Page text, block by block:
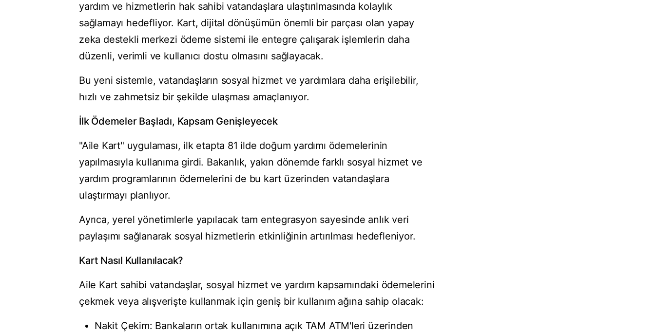
yardım ve hizmetlerin hak sahibi vatandaşlara ulaştırılmasında kolaylık
sağlamayı hedefliyor. Kart, dijital dönüşümün önemli bir parçası olan yapay
zeka destekli merkezi ödeme sistemi ile entegre çalışarak işlemlerin daha
düzenli, verimli ve kullanıcı dostu olmasını sağlayacak.
Bu yeni sistemle, vatandaşların sosyal hizmet ve yardımlara daha erişilebilir,
hızlı ve zahmetsiz bir şekilde ulaşması amaçlanıyor.
İlk Ödemeler Başladı, Kapsam Genişleyecek
"Aile Kart" uygulaması, ilk etapta 81 ilde doğum yardımı ödemelerinin
yapılmasıyla kullanıma girdi. Bakanlık, yakın dönemde farklı sosyal hizmet ve
yardım programlarının ödemelerini de bu kart üzerinden vatandaşlara
ulaştırmayı planlıyor.
Ayrıca, yerel yönetimlerle yapılacak tam entegrasyon sayesinde anlık veri
paylaşımı sağlanarak sosyal hizmetlerin etkinliğinin artırılması hedefleniyor.
Kart Nasıl Kullanılacak?
Aile Kart sahibi vatandaşlar, sosyal hizmet ve yardım kapsamındaki ödemelerini
çekmek veya alışverişte kullanmak için geniş bir kullanım ağına sahip olacak:
Nakit Çekim: Bankaların ortak kullanımına açık TAM ATM'leri üzerinden